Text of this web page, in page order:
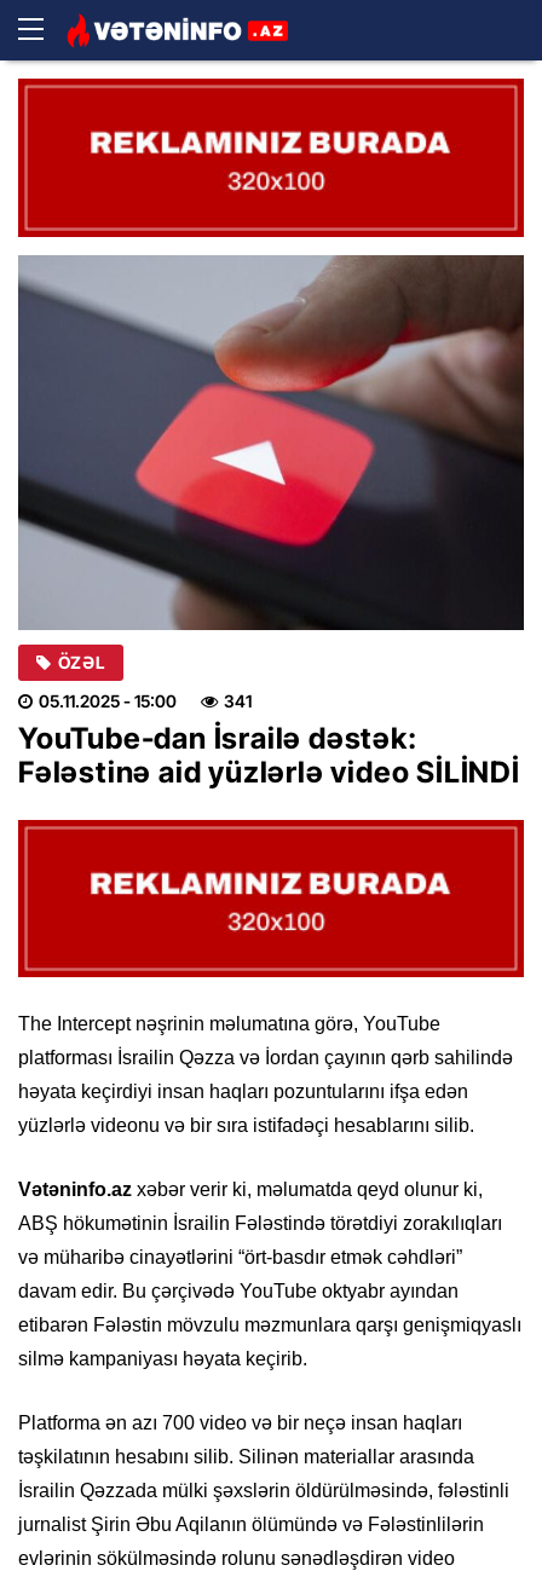
ÖZƏL
05.11.2025- 15:00 341
YouTube-dan İsrailə dəstək:
Fələstinə aid yüzlərlə video SİLİNDİ
The Intercept nəşrinin məlumatına görə, YouTube
platforması İsrailin Qəzza və İordan çayının qərb sahilində
həyata keçirdiyi insan haqları pozuntularını ifşa edən
yüzlərlə videonu və bir sıra istifadəçi hesablarını silib.
Vətəninfo.az xəbər verir ki, məlumatda qeyd olunur ki,
ABŞ hökumətinin İsrailin Fələstində törətdiyi zorakılıqları
və müharibə cinayətlərini “ört-basdır etmək cəhdləri”
davam edir. Bu çərçivədə YouTube oktyabr ayından
etibarən Fələstin mövzulu məzmunlara qarşı genişmiqyaslı
silmə kampaniyası həyata keçirib.
Platforma ən azı 700 video və bir neçə insan haqları
təşkilatının hesabını silib. Silinən materiallar arasında
İsrailin Qəzzada mülki şəxslərin öldürülməsində, fələstinli
jurnalist Şirin Əbu Aqilanın ölümündə və Fələstinlilərin
evlərinin sökülməsində rolunu sənədləşdirən video